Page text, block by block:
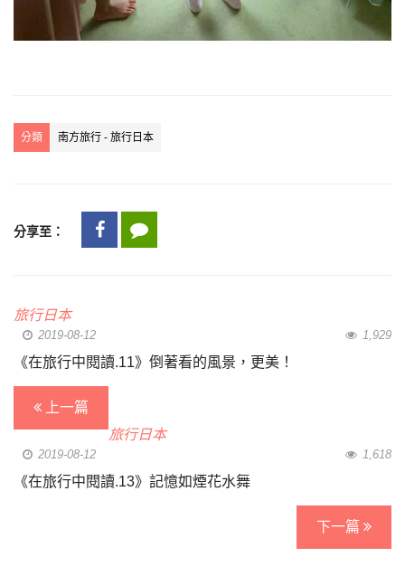
分類 南方旅行 - 旅行日本
分享至：
旅行日本
2019-08-12 1,929
《在旅行中閱讀.11》倒著看的風景，更美！
上一篇
旅行日本
2019-08-12 1,618
《在旅行中閱讀.13》記憶如煙花水舞
下一篇